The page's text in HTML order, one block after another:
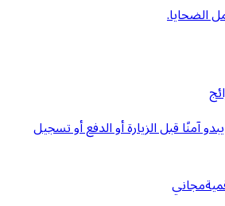
الضحايا.
آمنًا قبل الزيارة أو الدفع أو تسجيل
مجاني